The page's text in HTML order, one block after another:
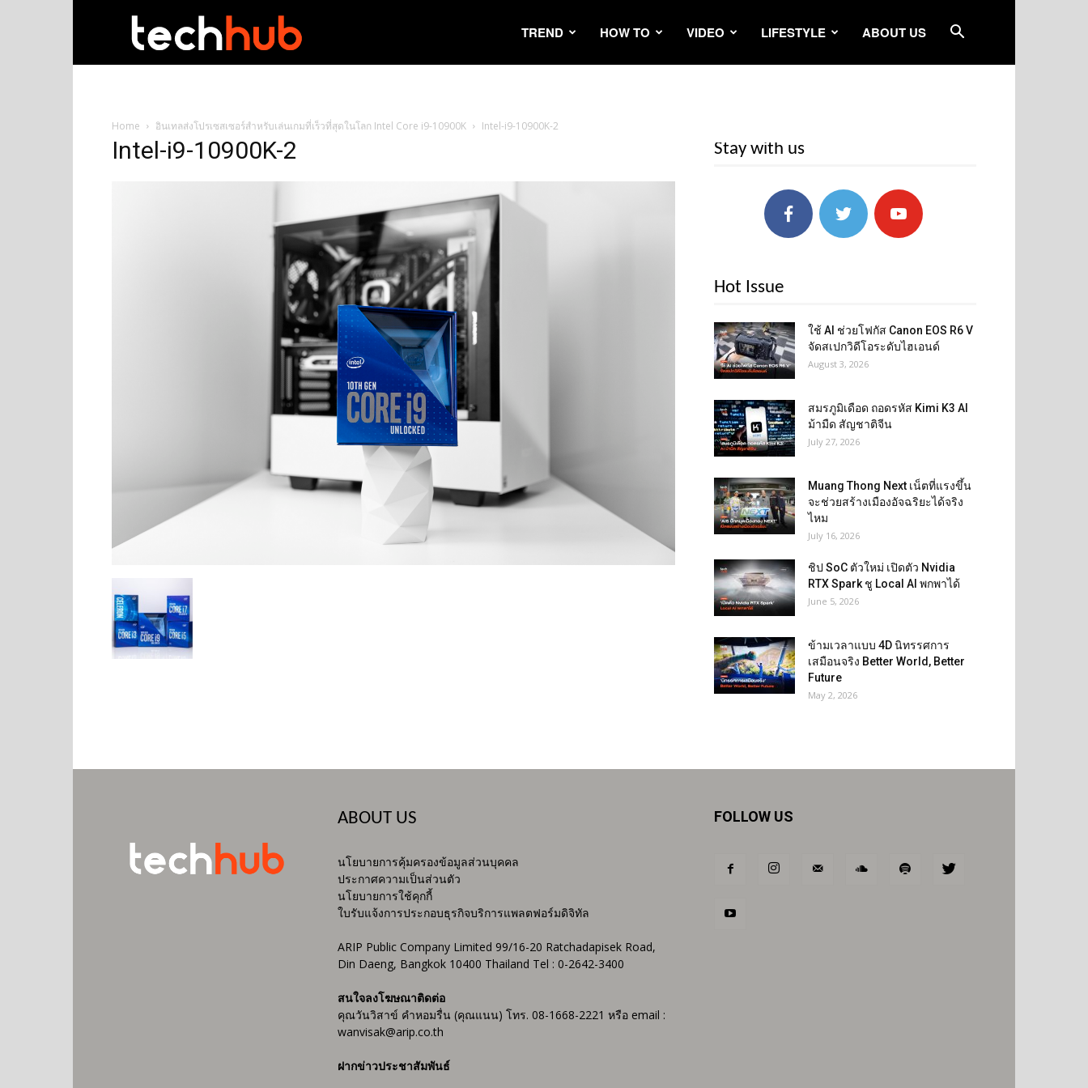
TREND HOW TO VIDEO LIFESTYLE ABOUT US
Home อินเทลส่งโปรเซสเซอร์สำหรับเล่นเกมที่เร็วที่สุดในโลก Intel Core i9-10900K Intel-i9-10900K-2
Intel-i9-10900K-2 Stay with us
Hot Issue
ใช้ AI ช่วยโฟกัส Canon EOS R6 V
จัดสเปกวิดีโอระดับไฮเอนด์
August 3, 2026
สมรภูมิเดือด ถอดรหัส Kimi K3 AI
ม้ามืด สัญชาติจีน
July 27, 2026
Muang Thong Next เน็ตที่แรงขึ้น
จะช่วยสร้างเมืองอัจฉริยะได้จริง
ไหม
July 16, 2026
ชิป SoC ตัวใหม่ เปิดตัว Nvidia
RTX Spark ชู Local AI พกพาได้
June 5, 2026
ข้ามเวลาแบบ 4D นิทรรศการ
เสมือนจริง Better World, Better
Future
May 2, 2026
ABOUT US
นโยบายการคุ้มครองข้อมูลส่วนบุคคล
ประกาศความเป็นส่วนตัว
นโยบายการใช้คุกกี้
ใบรับแจ้งการประกอบธุรกิจบริการแพลตฟอร์มดิจิทัล
ARIP Public Company Limited 99/16-20 Ratchadapisek Road,
Din Daeng, Bangkok 10400 Thailand Tel : 0-2642-3400
สนใจลงโฆษณาติดต่อ
คุณวันวิสาข์ คำหอมรื่น (คุณแนน) โทร. 08-1668-2221 หรือ email :
wanvisak@arip.co.th
ฝากข่าวประชาสัมพันธ์
FOLLOW US